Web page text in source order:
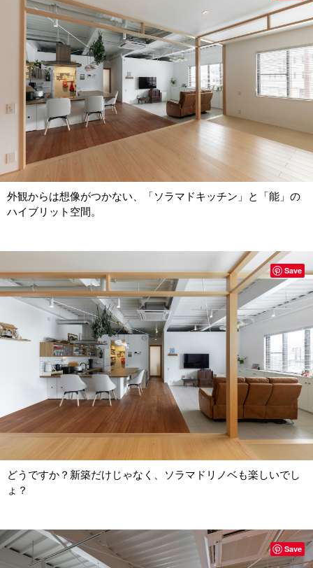
外観からは想像がつかない、「ソラマドキッチン」と「能」の
ハイブリット空間。
どうですか？新築だけじゃなく、ソラマドリノベも楽しいでし
ょ？
Save
Save